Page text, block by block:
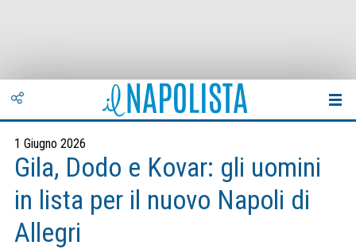
1 Giugno 2026
Gila, Dodo e Kovar: gli uomini
in lista per il nuovo Napoli di
Allegri